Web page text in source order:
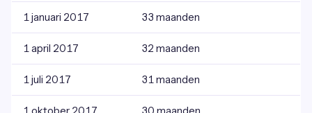
1 januari 2017 33 maanden
1 april 2017 32 maanden
1 juli 2017 31 maanden